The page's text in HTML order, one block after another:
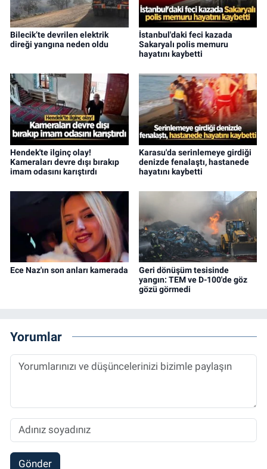
Bilecik’te devrilen elektrik
direği yangına neden oldu
İstanbul'daki feci kazada
Sakaryalı polis memuru
hayatını kaybetti
Hendek'te ilginç olay!
Kameraları devre dışı bırakıp
imam odasını karıştırdı
Karasu'da serinlemeye girdiği
denizde fenalaştı, hastanede
hayatını kaybetti
Ece Naz'ın son anları kamerada
Geri dönüşüm tesisinde
yangın: TEM ve D-100'de göz
gözü görmedi
Yorumlar
Gönder